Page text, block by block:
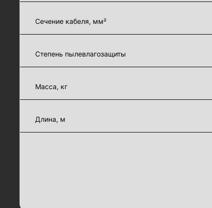
Сечение кабеля, мм²
Степень пылевлагозащиты
Масса, кг
Длина, м